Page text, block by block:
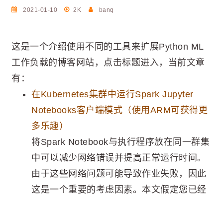
2021-01-10 2K banq
这是一个介绍使用不同的工具来扩展Python ML
工作负载的博客网站，点击标题进入，当前文章
有：
在Kubernetes集群中运行Spark Jupyter
Notebooks客户端模式（使用ARM可获得更
多乐趣）
将Spark Notebook与执行程序放在同一群集
中可以减少网络错误并提高正常运行时间。
由于这些网络问题可能导致作业失败，因此
这是一个重要的考虑因素。本文假定您已经